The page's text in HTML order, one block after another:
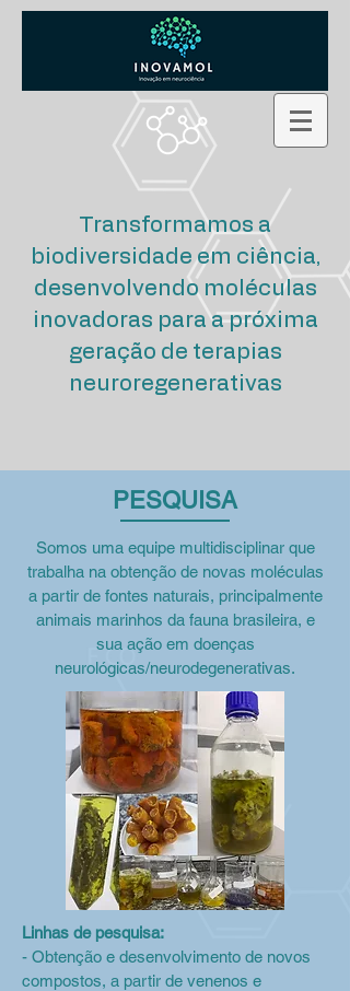
​Transformamos a
biodiversidade em ciência,
desenvolvendo moléculas
inovadoras para a próxima
geração de terapias
neuroregenerativas
PESQUISA
Somos uma equipe multidisciplinar que
trabalha na obtenção de novas moléculas
a partir de fontes naturais, principalmente
animais marinhos da fauna brasileira, e
sua ação em doenças
neurológicas/neurodegenerativas.
Linhas de pesquisa:
- Obtenção e desenvolvimento de novos
compostos, a partir de venenos e